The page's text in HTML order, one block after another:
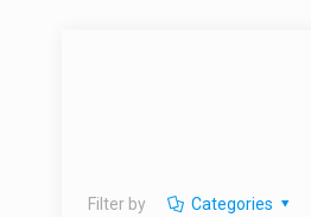
Filter by Categories